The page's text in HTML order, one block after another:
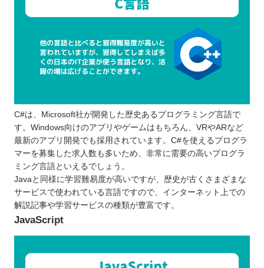
C#は、Microsoft社が開発した歴史あるプログラミング言語で
す。Windows向けのアプリやゲームはもちろん、VRやARなど
最新のアプリ開発でも採用されています。C#を使えるプログラ
マーを募集した求人数も多いため、非常に需要の高いプログラ
ミング言語といえるでしょう。
Javaと同様に学習難易度が高いですが、歴史が古くさまざまな
サービスで使われている言語ですので、インターネット上での
解説記事や学習サービスの種類が豊富です。
JavaScript